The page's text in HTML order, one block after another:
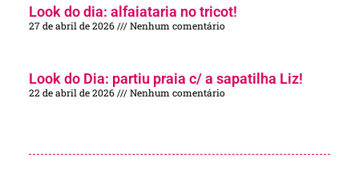
Look do dia: alfaiataria no tricot!
27 de abril de 2026 Nenhum comentário
Look do Dia: partiu praia c/ a sapatilha Liz!
22 de abril de 2026 Nenhum comentário